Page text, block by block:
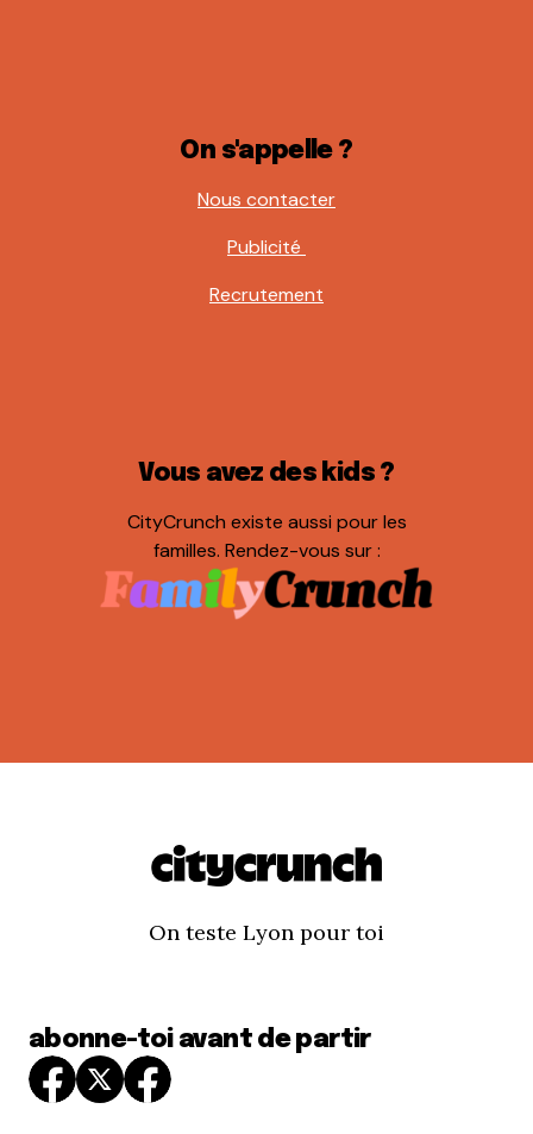
On s'appelle ?
Nous contacter
Publicité
Recrutement
Vous avez des kids ?
CityCrunch existe aussi pour les
familles. Rendez-vous sur :
On teste Lyon pour toi
abonne-toi avant de partir